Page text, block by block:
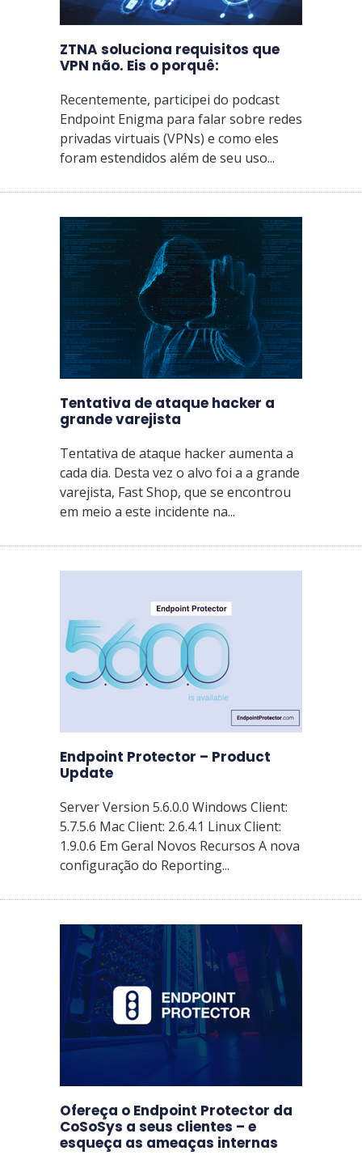
ZTNA soluciona requisitos que
VPN não. Eis o porquê:
Recentemente, participei do podcast
Endpoint Enigma para falar sobre redes
privadas virtuais (VPNs) e como eles
foram estendidos além de seu uso...
Tentativa de ataque hacker a
grande varejista
Tentativa de ataque hacker aumenta a
cada dia. Desta vez o alvo foi a a grande
varejista, Fast Shop, que se encontrou
em meio a este incidente na...
Endpoint Protector – Product
Update
Server Version 5.6.0.0 Windows Client:
5.7.5.6 Mac Client: 2.6.4.1 Linux Client:
1.9.0.6 Em Geral Novos Recursos A nova
configuração do Reporting...
Ofereça o Endpoint Protector da
CoSoSys a seus clientes – e
esqueça as ameaças internas